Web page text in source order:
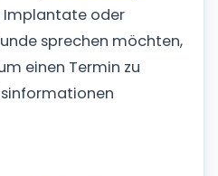
Implantate oder
sprechen möchten,
einen Termin zu